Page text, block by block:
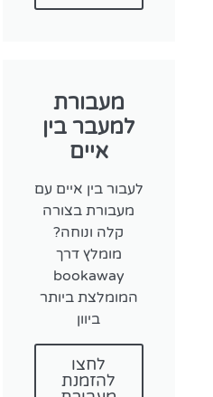
מעבורת
למעבר בין
איים
לעבור בין איים עם
מעבורת בצורה
קלה ונוחה?
מומלץ דרך
bookaway
המומלצת ביותר
ביוון
לחצו
להזמנת